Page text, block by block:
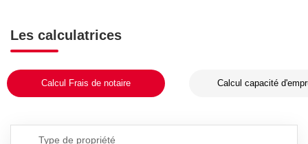
Les calculatrices
Calcul Frais de notaire Calcul capacité